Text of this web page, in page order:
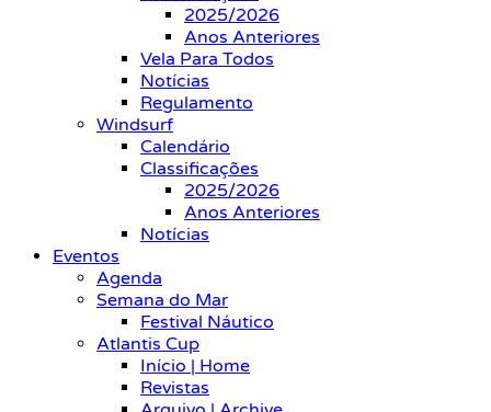
2025/2026
Anos Anteriores
Vela Para Todos
Notícias
Regulamento
Windsurf
Calendário
Classificações
2025/2026
Anos Anteriores
Notícias
Eventos
Agenda
Semana do Mar
Festival Náutico
Atlantis Cup
Início | Home
Revistas